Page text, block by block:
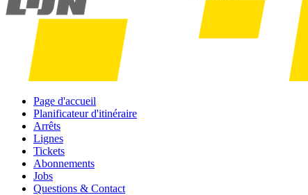
Page d'accueil
Planificateur d'itinéraire
Arrêts
Lignes
Tickets
Abonnements
Jobs
Questions & Contact